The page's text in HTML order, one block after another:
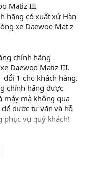
Matiz III
hãng có xuất xứ Hàn
xe Daewoo Matiz
chính hãng
Daewoo Matiz III.
đổi 1 cho khách hàng.
chính hãng được
máy mà không qua
được tư vấn và hỗ
phục vụ quý khách!